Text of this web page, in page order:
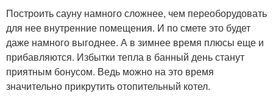
Построить сауну намного сложнее, чем переоборудовать
для нее внутренние помещения. И по смете это будет
даже намного выгоднее. А в зимнее время плюсы еще и
прибавляются. Избытки тепла в банный день станут
приятным бонусом. Ведь можно на это время
значительно прикрутить отопительный котел.